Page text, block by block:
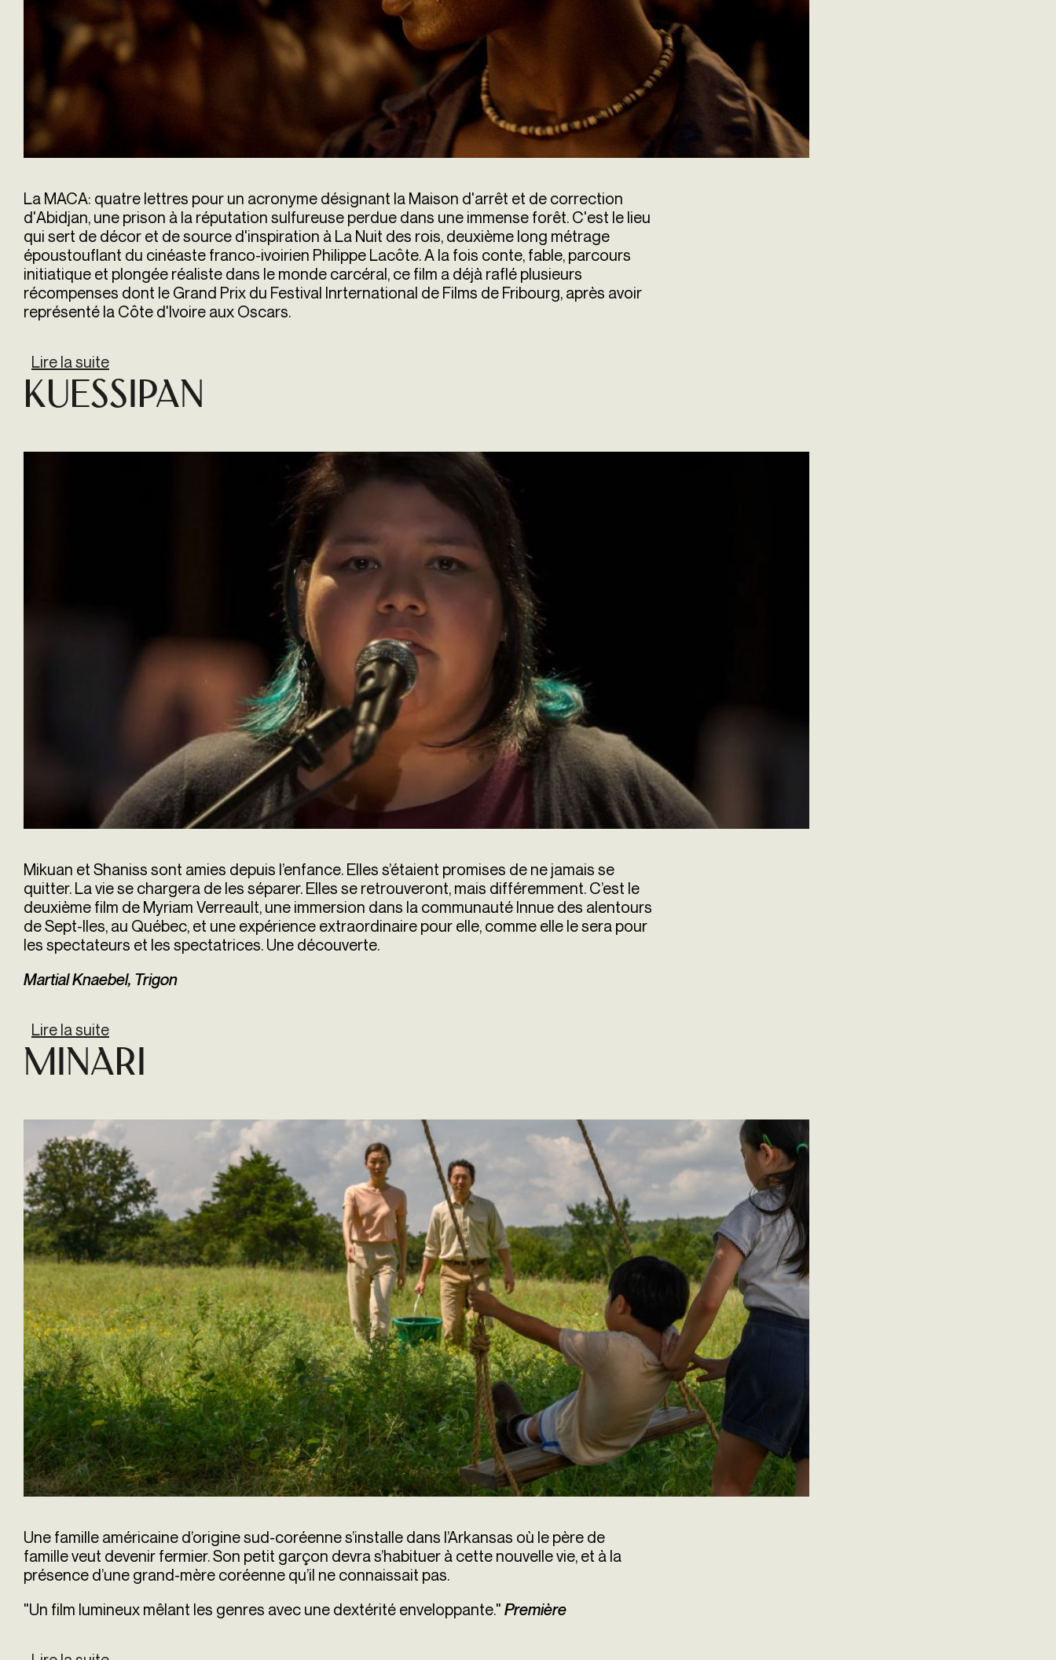
La MACA: quatre lettres pour un acronyme désignant la Maison d'arrêt et de correction
d'Abidjan, une prison à la réputation sulfureuse perdue dans une immense forêt. C'est le lieu
qui sert de décor et de source d'inspiration à La Nuit des rois, deuxième long métrage
époustouflant du cinéaste franco-ivoirien Philippe Lacôte. A la fois conte, fable, parcours
initiatique et plongée réaliste dans le monde carcéral, ce film a déjà raflé plusieurs
récompenses dont le Grand Prix du Festival Inrternational de Films de Fribourg, après avoir
représenté la Côte d'Ivoire aux Oscars.
Lire la suite
Kuessipan
Mikuan et Shaniss sont amies depuis l’enfance. Elles s’étaient promises de ne jamais se
quitter. La vie se chargera de les séparer. Elles se retrouveront, mais différemment. C’est le
deuxième film de Myriam Verreault, une immersion dans la communauté Innue des alentours
de Sept-Iles, au Québec, et une expérience extraordinaire pour elle, comme elle le sera pour
les spectateurs et les spectatrices. Une découverte.
Martial Knaebel, Trigon
Lire la suite
Minari
Une famille américaine d’origine sud-coréenne s’installe dans l’Arkansas où le père de
famille veut devenir fermier. Son petit garçon devra s’habituer à cette nouvelle vie, et à la
présence d’une grand-mère coréenne qu’il ne connaissait pas.
"Un film lumineux mêlant les genres avec une dextérité enveloppante." Première